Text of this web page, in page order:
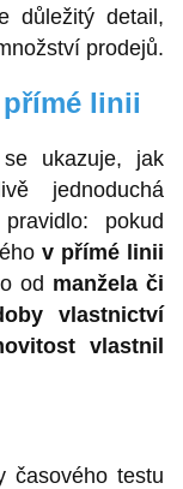
důležitý detail,
prodejů.
linii
ukazuje, jak
jednoduchá
pokud
v přímé linii
od manžela či
vlastnictví
vlastnil
časového testu